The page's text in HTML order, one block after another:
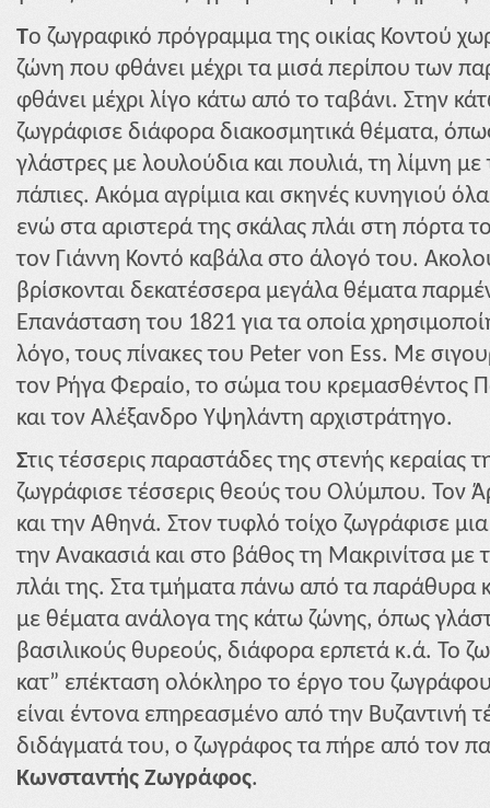
Το ζωγραφικό πρόγραμμα της οικίας Κοντού
ζώνη που φθάνει μέχρι τα μισά περίπου των
φθάνει μέχρι λίγο κάτω από το ταβάνι. Στην
ζωγράφισε διάφορα διακοσμητικά θέματα,
γλάστρες με λουλούδια και πουλιά, τη λίμνη με
πάπιες. Ακόμα αγρίμια και σκηνές κυνηγιού
ενώ στα αριστερά της σκάλας πλάι στη πόρτα
τον Γιάννη Κοντό καβάλα στο άλογό του.
βρίσκονται δεκατέσσερα μεγάλα θέματα
Επανάσταση του 1821 για τα οποία
λόγο, τους πίνακες του Peter von Ess. Με
τον Ρήγα Φεραίο, το σώμα του κρεμασθέντος
και τον Αλέξανδρο Υψηλάντη αρχιστράτηγο.
Στις τέσσερις παραστάδες της στενής κεραίας
ζωγράφισε τέσσερις θεούς του Ολύμπου. Τον
και την Αθηνά. Στον τυφλό τοίχο ζωγράφισε
την Ανακασιά και στο βάθος τη Μακρινίτσα με
πλάι της. Στα τμήματα πάνω από τα παράθυρα
με θέματα ανάλογα της κάτω ζώνης, όπως
βασιλικούς θυρεούς, διάφορα ερπετά κ.ά. Το
κατ” επέκταση ολόκληρο το έργο του
είναι έντονα επηρεασμένο από την Βυζαντινή
διδάγματά του, ο ζωγράφος τα πήρε από τον
Κωνσταντής Ζωγράφος.